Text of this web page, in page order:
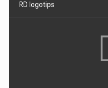
RD logotips